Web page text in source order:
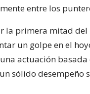
entre los
la primera mitad
un golpe en el
actuación basada
sólido desempeño